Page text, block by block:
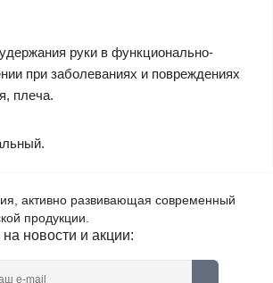
руки в функционально-
при заболеваниях и повреждениях
плеча.
активно развивающая современный
продукции.
новости и акции: